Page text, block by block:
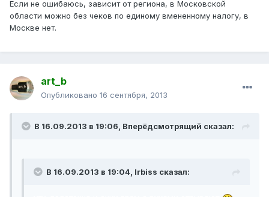
Если не ошибаюсь, зависит от региона, в Московской
области можно без чеков по единому вмененному налогу, в
Москве нет.
art_b
Опубликовано 16 сентября, 2013
В 16.09.2013 в 19:06, Вперёдсмотрящий сказал:
В 16.09.2013 в 19:04, Irbiss сказал: